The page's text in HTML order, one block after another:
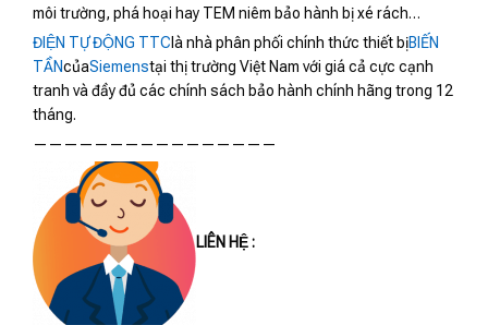
môi trường, phá hoại hay TEM niêm bảo hành bị xé rách…
ĐIỆN TỰ ĐỘNG TTC là nhà phân phối chính thức thiết bịBIẾN
TẦNcủaSiemenstại thị trường Việt Nam với giá cả cực cạnh
tranh và đầy đủ các chính sách bảo hành chính hãng trong 12
tháng.
————————————————
LIÊN HỆ :